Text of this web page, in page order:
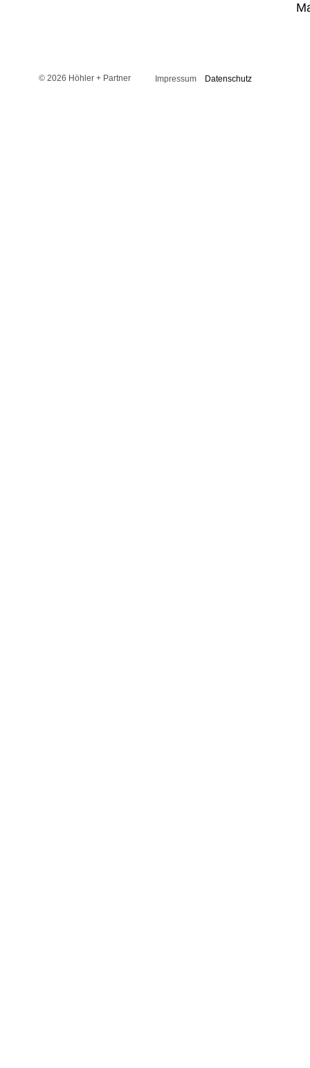
© 2026 Höhler + Partner Impressum Datenschutz